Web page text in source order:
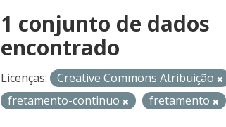
1 conjunto de dados
encontrado
Licenças: Creative Commons Atribuição
fretamento-continuo
fretamento